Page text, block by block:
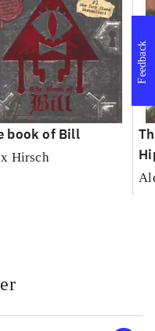
book of Bill
Hirsch
Feedback